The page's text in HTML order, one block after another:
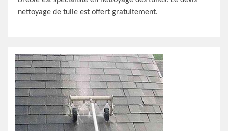
nettoyage de tuile est offert gratuitement.